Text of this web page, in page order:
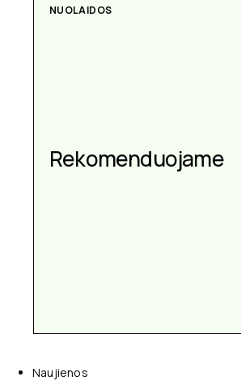
NUOLAIDOS
Rekomenduojame
AKSESUARAI
Aksesuarai kiekvienai
progai
Naujienos